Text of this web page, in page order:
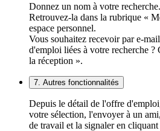
Donnez un nom à votre recherche.
Retrouvez-la dans la rubrique «
espace personnel.
Vous souhaitez recevoir par e-
d'emploi liées à votre recherche
la réception ».
7. Autres fonctionnalités
Depuis le détail de l'offre
votre sélection, l'envoyer à un
de travail et la signaler en cliquant